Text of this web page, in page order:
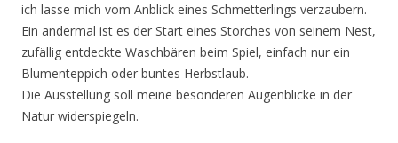
ich lasse mich vom Anblick eines Schmetterlings verzaubern.
Ein andermal ist es der Start eines Storches von seinem Nest,
zufällig entdeckte Waschbären beim Spiel, einfach nur ein
Blumenteppich oder buntes Herbstlaub.
Die Ausstellung soll meine besonderen Augenblicke in der
Natur widerspiegeln.